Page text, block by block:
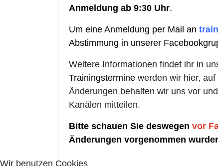
Anmeldung ab 9:30 Uhr.
Um eine Anmeldung per Mail an
Abstimmung in unserer
Weitere Informationen findet ihr in
Trainingstermine werden wir hier,
Änderungen behalten wir uns vor
Kanälen mitteilen.
Bitte schauen Sie deswegen vor
Änderungen vorgenommen
Wir benutzen Cookies